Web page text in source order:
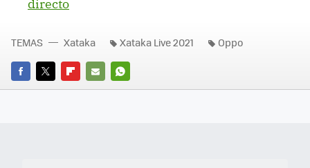
directo
FACEBOOK
TWITTERFLIPBOARD
E-
WHATSAPP
TEMAS Xataka Xataka Live 2021 Oppo